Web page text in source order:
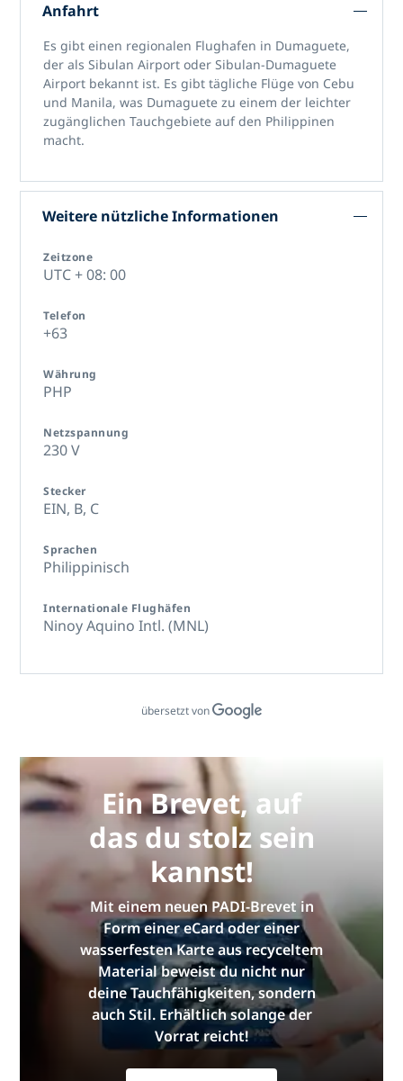
Anfahrt
Es gibt einen regionalen Flughafen in Dumaguete,
der als Sibulan Airport oder Sibulan-Dumaguete
Airport bekannt ist. Es gibt tägliche Flüge von Cebu
und Manila, was Dumaguete zu einem der leichter
zugänglichen Tauchgebiete auf den Philippinen
macht.
Weitere nützliche Informationen
Zeitzone
UTC + 08: 00
Telefon
+63
Währung
PHP
Netzspannung
230 V
Stecker
EIN, B, C
Sprachen
Philippinisch
Internationale Flughäfen
Ninoy Aquino Intl. (MNL)
übersetzt von
Ein Brevet, auf
das du stolz sein
kannst!
Mit einem neuen PADI-Brevet in
Form einer eCard oder einer
wasserfesten Karte aus recyceltem
Material beweist du nicht nur
deine Tauchfähigkeiten, sondern
auch Stil. Erhältlich solange der
Vorrat reicht!